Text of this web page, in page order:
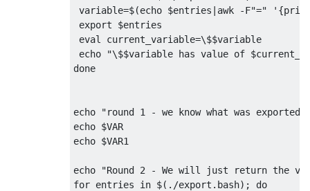
variable=$(echo $entries | awk -F"="
export $entries
eval
current_variable=\$$variable
echo
"\$$variable has value of
done
echo
"round 1 - we know what was
echo $VAR
echo $VAR1
echo
"Round 2 - We will just return the
for entries in $(./export . bash);
do